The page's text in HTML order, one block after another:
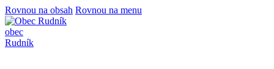
Rovnou na obsah Rovnou na menu
obec
Rudník